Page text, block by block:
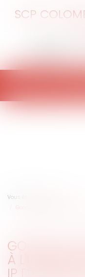
SCP
Vous êtes ici :
Google accepte de
GOOGLE
À